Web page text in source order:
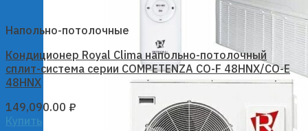
Напольно-потолочные
Кондиционер Royal Clima напольно-потолочный
сплит-система серии COMPETENZA CO-F 48HNX/CO-E
48HNX
149,090.00 ₽
Купить